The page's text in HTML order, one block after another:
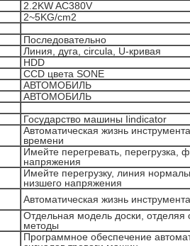
2.2KW AC380V
2~5KG/cm2
Последовательно
Линия, дуга, circula, U-кривая
HDD
CCD цвета SONE
АВТОМОБИЛЬ
АВТОМОБИЛЬ
Государство машины Iindicator
Автоматическая жизнь
времени
Имейте перегревать, перегрузка,
напряжения
Имейте перегрузку, линия
низшего напряжения
Автоматическая жизнь
Отдельная модель доски, отделяя
методы
Программное обеспечение